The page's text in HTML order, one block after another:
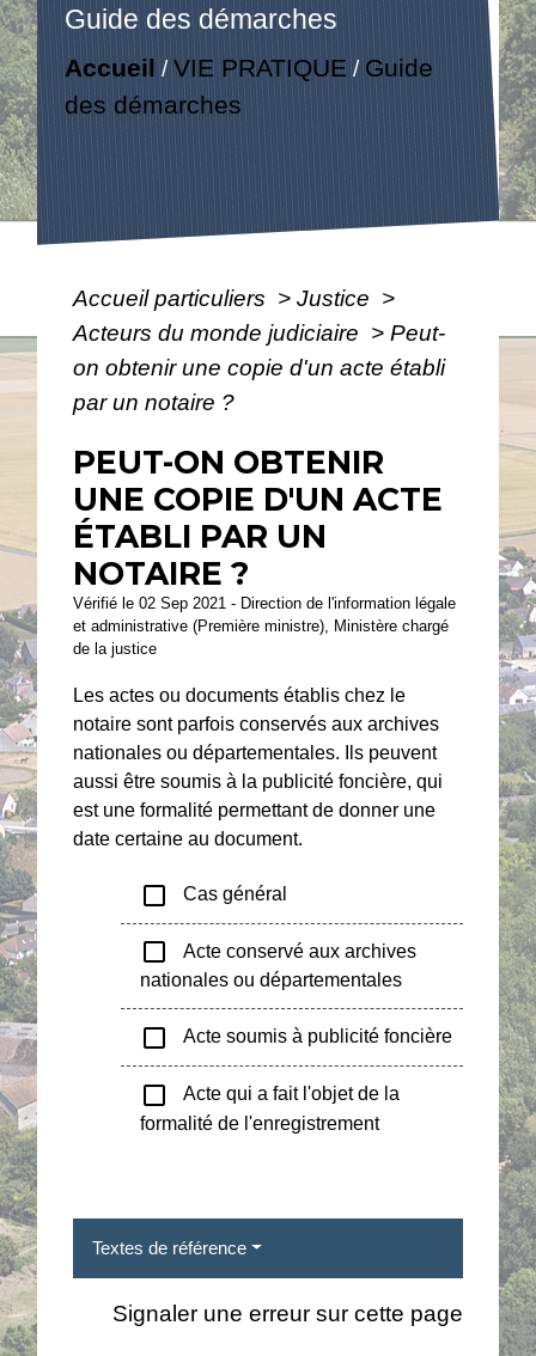
Guide des démarches
Accueil /VIE PRATIQUE / Guide
des démarches
Accueil particuliers > Justice >
Acteurs du monde judiciaire > Peut-
on obtenir une copie d'un acte établi
par un notaire ?
PEUT-ON OBTENIR
UNE COPIE D'UN ACTE
ÉTABLI PAR UN
NOTAIRE ?
Vérifié le 02 Sep 2021 - Direction de l'information légale
et administrative (Première ministre), Ministère chargé
de la justice
Les actes ou documents établis chez le
notaire sont parfois conservés aux archives
nationales ou départementales. Ils peuvent
aussi être soumis à la publicité foncière, qui
est une formalité permettant de donner une
date certaine au document.
check_box_outline_blank Cas général
check_box_outline_blank
Acte conservé aux archives
nationales ou départementales
check_box_outline_blank Acte soumis à publicité foncière
check_box_outline_blank
Acte qui a fait l'objet de la
formalité de l'enregistrement
Textes de référence
Signaler une erreur sur cette page